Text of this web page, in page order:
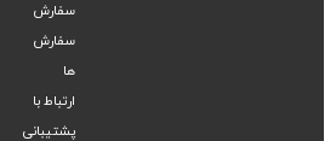
سفارش
سفارش
ها
ارتباط با
پشتیبانی